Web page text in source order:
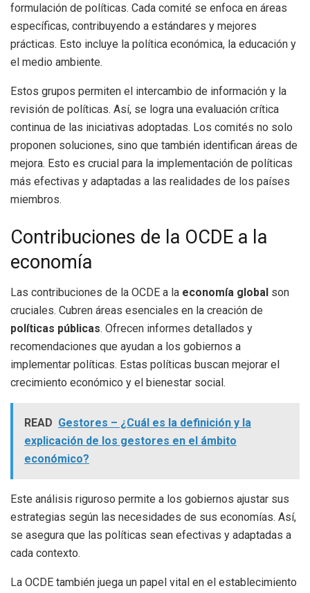
formulación de políticas. Cada comité se enfoca en áreas
específicas, contribuyendo a estándares y mejores
prácticas. Esto incluye la política económica, la educación y
el medio ambiente.
Estos grupos permiten el intercambio de información y la
revisión de políticas. Así, se logra una evaluación crítica
continua de las iniciativas adoptadas. Los comités no solo
proponen soluciones, sino que también identifican áreas de
mejora. Esto es crucial para la implementación de políticas
más efectivas y adaptadas a las realidades de los países
miembros.
Contribuciones de la OCDE a la
economía
Las contribuciones de la OCDE a la economía global son
cruciales. Cubren áreas esenciales en la creación de
políticas públicas. Ofrecen informes detallados y
recomendaciones que ayudan a los gobiernos a
implementar políticas. Estas políticas buscan mejorar el
crecimiento económico y el bienestar social.
READ Gestores – ¿Cuál es la definición y la
explicación de los gestores en el ámbito
económico?
Este análisis riguroso permite a los gobiernos ajustar sus
estrategias según las necesidades de sus economías. Así,
se asegura que las políticas sean efectivas y adaptadas a
cada contexto.
La OCDE también juega un papel vital en el establecimiento